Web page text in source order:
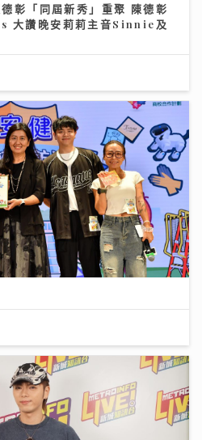
彰「同屆新秀」重聚 陳德彰
大讚晚安莉莉主音Sinnie及